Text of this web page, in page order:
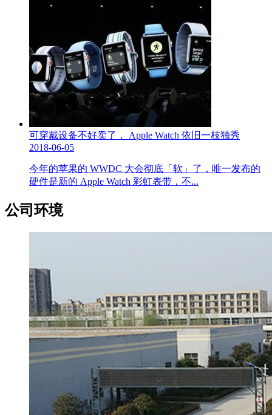
可穿戴设备不好卖了， Apple Watch 依旧一枝独秀
2018-06-05
今年的苹果的 WWDC 大会彻底「软」了，唯一发布的
硬件是新的 Apple Watch 彩虹表带，不...
公司环境